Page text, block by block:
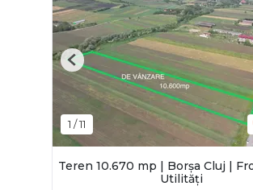
1 /11
Previous
Teren 10.670 mp | Borșa Cluj |
Utilități